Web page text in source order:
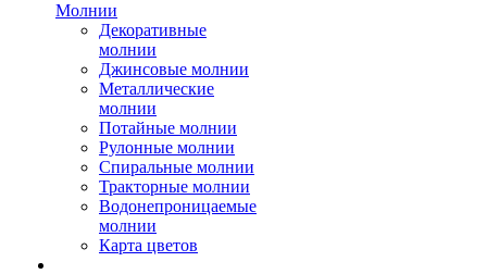
Молнии
Декоративные
молнии
Джинсовые молнии
Металлические
молнии
Потайные молнии
Рулонные молнии
Спиральные молнии
Тракторные молнии
Водонепроницаемые
молнии
Карта цветов